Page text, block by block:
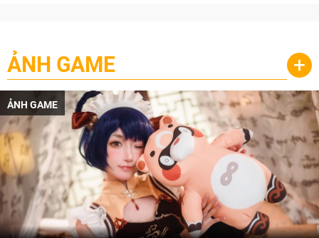
ẢNH GAME +
ẢNH GAME